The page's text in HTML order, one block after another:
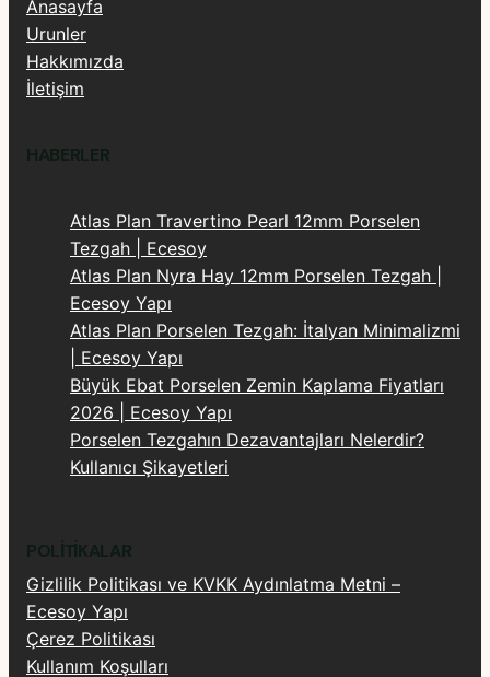
Anasayfa
Urunler
Hakkımızda
İletişim
HABERLER
Atlas Plan Travertino Pearl 12mm Porselen
Tezgah | Ecesoy
Atlas Plan Nyra Hay 12mm Porselen Tezgah |
Ecesoy Yapı
Atlas Plan Porselen Tezgah: İtalyan Minimalizmi
| Ecesoy Yapı
Büyük Ebat Porselen Zemin Kaplama Fiyatları
2026 | Ecesoy Yapı
Porselen Tezgahın Dezavantajları Nelerdir?
Kullanıcı Şikayetleri
POLITIKALAR
Gizlilik Politikası ve KVKK Aydınlatma Metni –
Ecesoy Yapı
Çerez Politikası
Kullanım Koşulları